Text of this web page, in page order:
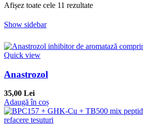
Afișez toate cele 11 rezultate
Show sidebar
Quick view
Anastrozol
35,00 Lei
Adaugă în coș